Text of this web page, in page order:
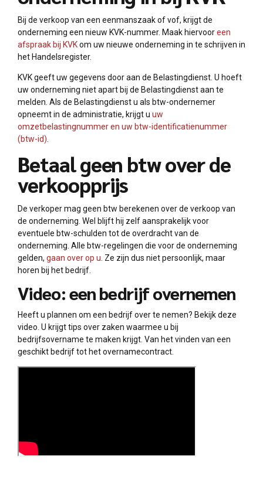
Bij de verkoop van een eenmanszaak of vof, krijgt de
onderneming een nieuw KVK-nummer. Maak hiervooreen
afspraak bij KVKom uw nieuwe onderneming in te schrijven in
het Handelsregister.
KVK geeft uw gegevens door aan de Belastingdienst. U hoeft
uw onderneming niet apart bij de Belastingdienst aan te
melden. Als de Belastingdienst u als btw-ondernemer
opneemt in de administratie, krijgt u uw
omzetbelastingnummer en uw btw-identificatienummer
(btw-id)
Betaal geen btw over de
verkoopprijs
De verkoper mag geen btw berekenen over de verkoop van
de onderneming. Wel blijft hij zelf aansprakelijk voor
eventuele btw-schulden tot de overdracht van de
onderneming. Alle btw-regelingen die voor de onderneming
gelden, gaan over op u . Ze zijn dus niet persoonlijk, maar
horen bij het bedrijf.
Video: een bedrijf overnemen
Heeft u plannen om een bedrijf over te nemen? Bekijk deze
video. U krijgt tips over zaken waarmee u bij
bedrijfsovername te maken krijgt. Van het vinden van een
geschikt bedrijf tot het overnamecontract.